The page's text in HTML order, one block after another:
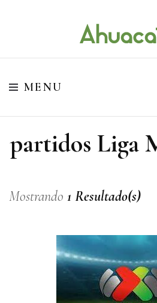
Ahuacati
O melhor da Internet em um só lugar
MENU
partidos Liga
Mostrando 1 Resultado(s)